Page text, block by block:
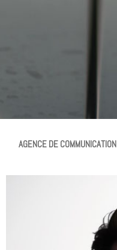
AGENCE DE COMMUNICATION